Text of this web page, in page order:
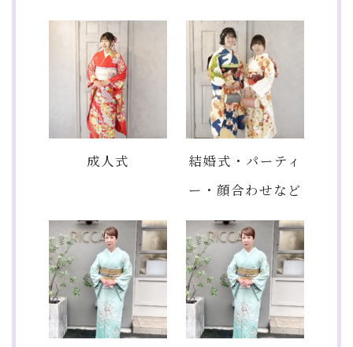
成人式
結婚式・パーティ
ー・顔合わせなど